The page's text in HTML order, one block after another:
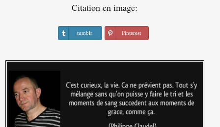
Citation en image:
tumblr Pinterest